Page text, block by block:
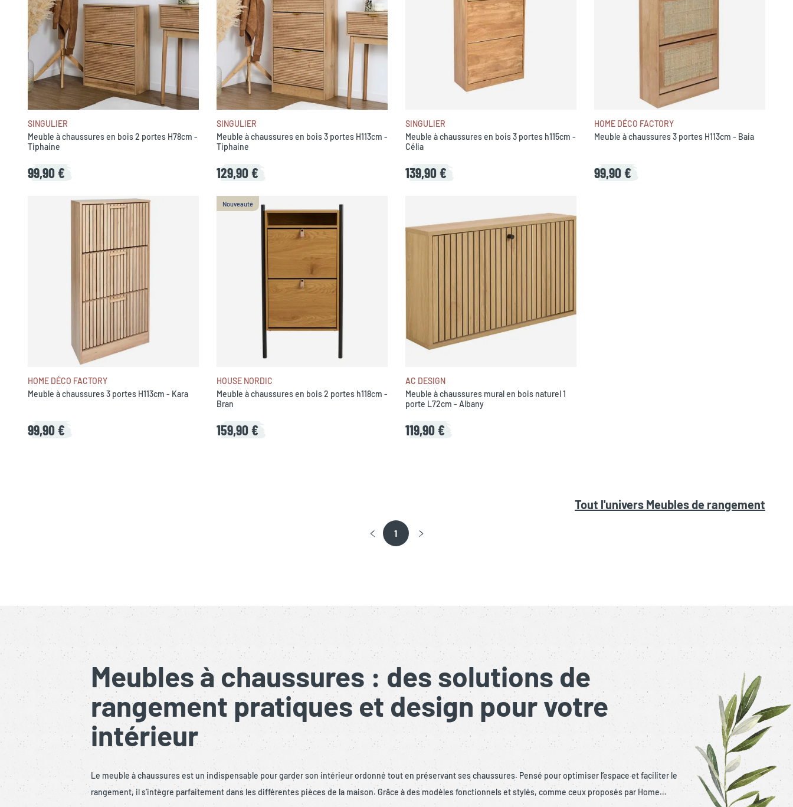
Meubles à chaussures : des solutions de
rangement pratiques et design pour votre
intérieur
Le meuble à chaussures est un indispensable pour garder son intérieur ordonné tout en préservant ses chaussures. Pensé pour optimiser l’espace et faciliter le
rangement, il s’intègre parfaitement dans les différentes pièces de la maison. Grâce à des modèles fonctionnels et stylés, comme ceux proposés par Home…
SINGULIER
Meuble à chaussures en bois 2 portes H78cm -
Tiphaine
99,90 €
SINGULIER
Meuble à chaussures en bois 3 portes H113cm -
Tiphaine
129,90 €
SINGULIER
Meuble à chaussures en bois 3 portes h115cm -
Célia
139,90 €
HOME DÉCO FACTORY
Meuble à chaussures 3 portes H113cm - Baia
99,90 €
HOME DÉCO FACTORY
Meuble à chaussures 3 portes H113cm - Kara
99,90 €
Nouveauté
HOUSE NORDIC
Meuble à chaussures en bois 2 portes h118cm -
Bran
159,90 €
AC DESIGN
Meuble à chaussures mural en bois naturel 1
porte L72cm - Albany
119,90 €
Tout l'univers Meubles de rangement
1